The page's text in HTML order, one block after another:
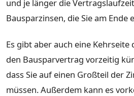
und je länger die
Bausparzinsen, die Sie am Ende
Es gibt aber auch eine Kehrseite
den Bausparvertrag vorzeitig
dass Sie auf einen Großteil der
müssen. Außerdem kann es